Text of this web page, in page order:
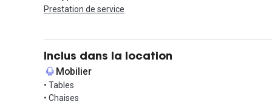
Services proposés :
- Imprimante professionnelle
- Douche, sanitaires
Accès :
Prestation de service
Inclus dans la location
Mobilier
• Tables
• Chaises